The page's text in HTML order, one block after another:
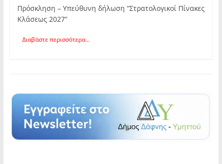
Πρόσκληση – Υπεύθυνη δήλωση “Στρατολογικοί Πίνακες
Κλάσεως 2027”
Διαβάστε περισσότερα...